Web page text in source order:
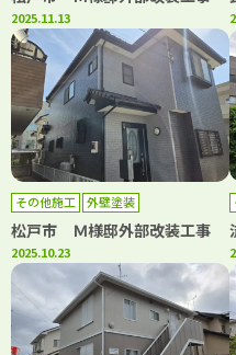
2025.11.13
その他施工 外壁塗装
松戸市 Ｍ様邸外部改装工事
2025.10.23